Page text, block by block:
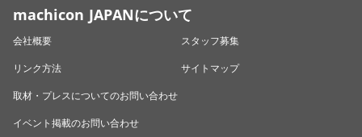
machicon JAPANについて
会社概要
スタッフ募集
リンク方法
サイトマップ
取材・プレスについてのお問い合わせ
イベント掲載のお問い合わせ